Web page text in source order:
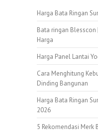
Harga Bata Ringan
Bata ringan Blesscon
Harga
Harga Panel Lantai
Cara Menghitung
Dinding Bangunan
Harga Bata Ringan
2026
5 Rekomendasi Merk